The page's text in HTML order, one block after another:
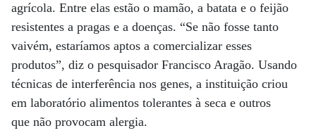
agrícola. Entre elas estão o mamão, a batata e o feijão
resistentes a pragas e a doenças. “Se não fosse tanto
vaivém, estaríamos aptos a comercializar esses
produtos”, diz o pesquisador Francisco Aragão. Usando
técnicas de interferência nos genes, a instituição criou
em laboratório alimentos tolerantes à seca e outros
que não provocam alergia.